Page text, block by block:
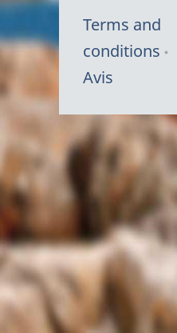
Terms and
conditions
Avis